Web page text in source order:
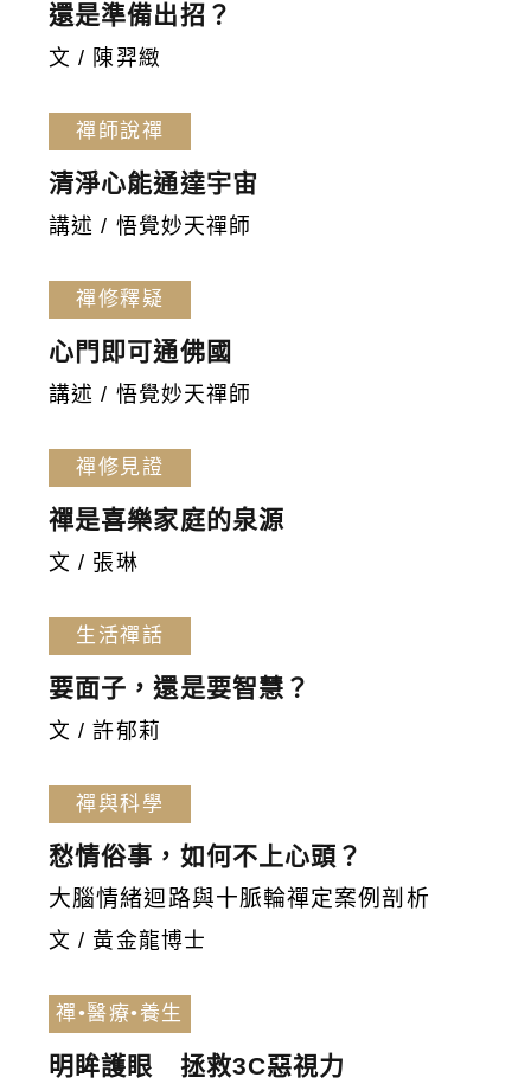
還是準備出招？
文 / 陳羿緻
禪師說禪
清淨心能通達宇宙
講述 / 悟覺妙天禪師
禪修釋疑
心門即可通佛國
講述 / 悟覺妙天禪師
禪修見證
禪是喜樂家庭的泉源
文 / 張琳
生活禪話
要面子，還是要智慧？
文 / 許郁莉
禪與科學
愁情俗事，如何不上心頭？
大腦情緒迴路與十脈輪禪定案例剖析
文 / 黃金龍博士
禪•醫療•養生
明眸護眼 拯救3C惡視力